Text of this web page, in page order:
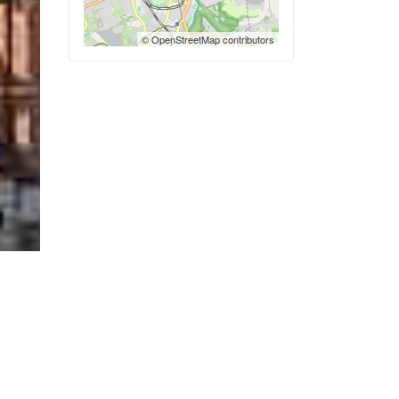
© OpenStreetMap contributors